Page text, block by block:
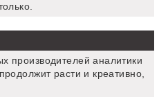
производителей аналитики
расти и креативно,